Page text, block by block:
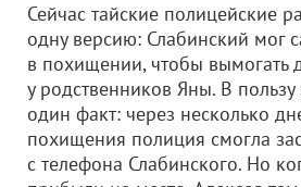
Сейчас тайские полицейские
одну версию: Слабинский мог
в похищении, чтобы вымогать
у родственников Яны. В пользу
один факт: через несколько
похищения полиция смогла
с телефона Слабинского. Но